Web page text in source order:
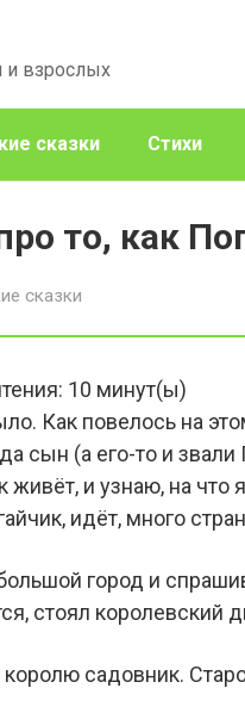
и взрослых
сказки Стихи
то, как
сказки
10 минут(ы)
Как повелось на
сын (а его-то и
живёт, и узнаю, на что
идёт, много
город и
стоял королевский
садовник.